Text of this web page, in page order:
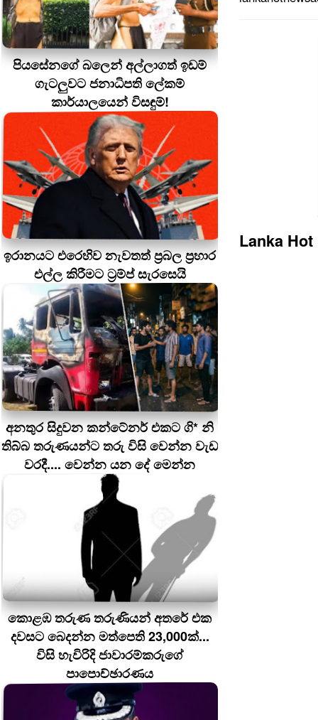
පියසේනගේ බලෙන් අල්ලාගත් ඉඩම්
ගැටලුවට ජනාධිපති ලේකම්
කාර්යාලයෙන් විසඳුම්!
ඉරානයට එරෙහිව නැවතත් ප්‍රබල ප්‍රහාර
එල්ල කිරීමට ට්‍රම්ප් සැරසෙයි
අනතුර සිදුවන කන්ටේනර් එකට ගි* නි
තිබ්බ තරුණයන්ට තරු විසි වෙන්න වැඩ
වරදී.... වෙන්න යන දේ මෙන්න
කොළඹ තරුණ තරුණියන් අතරේ එක
දවසට බෙදන්න මත්පෙති 23,000ක්...
විසි හැවිරිදි ජාවාරම්කරුගේ
පාපොච්ඡාරණය
Lanka